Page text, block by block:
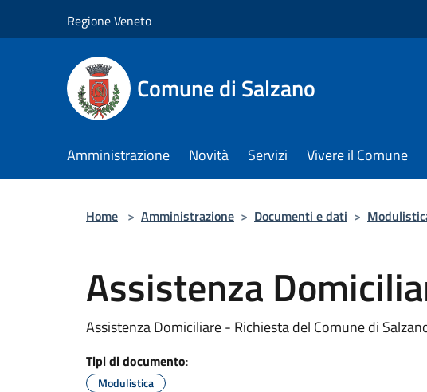
Regione Veneto
Comune di Salzano
Amministrazione Novità Servizi Vivere il Comune
Home > Amministrazione > Documenti e dati >
Assistenza
Assistenza Domiciliare - Richiesta del Comune di
Tipi di documento:
Modulistica